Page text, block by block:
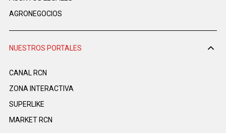
AGRONEGOCIOS
NUESTROS PORTALES
CANAL RCN
ZONA INTERACTIVA
SUPERLIKE
MARKET RCN